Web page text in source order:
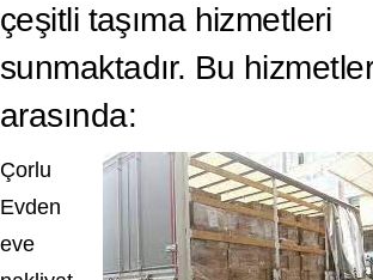
çeşitli taşıma hizmetleri
sunmaktadır. Bu
arasında:
Çorlu
Evden
eve